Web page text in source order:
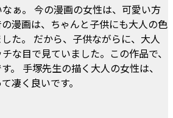
ぁ。 今の漫画の女性は、可愛い方
漫画は、ちゃんと子供にも大人の色
た。 だから、子供ながらに、大人
な目で見ていました。この作品で、
。 手塚先生の描く大人の女性は、
凄く良いです。